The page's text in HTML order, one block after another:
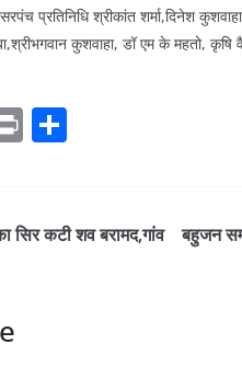
प्रतिनिधि श्रीकांत शर्मा,दिनेश
कुशवाहा, डॉ एम के महतो,
Pr
e
सिर कटी शव बरामद,गांव
बहुजन